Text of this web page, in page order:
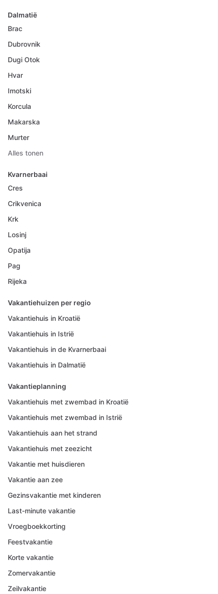
Dalmatië
Brac
Dubrovnik
Dugi Otok
Hvar
Imotski
Korcula
Makarska
Murter
Alles tonen
Kvarnerbaai
Cres
Crikvenica
Krk
Losinj
Opatija
Pag
Rijeka
Vakantiehuizen per regio
Vakantiehuis in Kroatië
Vakantiehuis in Istrië
Vakantiehuis in de Kvarnerbaai
Vakantiehuis in Dalmatië
Vakantieplanning
Vakantiehuis met zwembad in Kroatië
Vakantiehuis met zwembad in Istrië
Vakantiehuis aan het strand
Vakantiehuis met zeezicht
Vakantie met huisdieren
Vakantie aan zee
Gezinsvakantie met kinderen
Last-minute vakantie
Vroegboekkorting
Feestvakantie
Korte vakantie
Zomervakantie
Zeilvakantie